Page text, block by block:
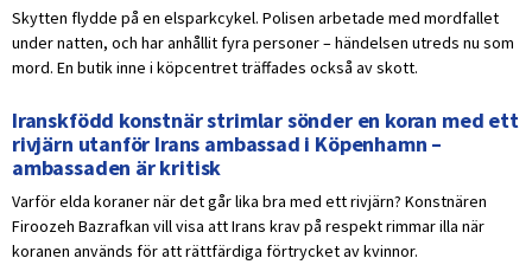
Skytten flydde på en elsparkcykel. Polisen arbetade med mordfallet
under natten, och har anhållit fyra personer – händelsen utreds nu som
mord. En butik inne i köpcentret träffades också av skott.
Iranskfödd konstnär strimlar sönder en koran med ett
rivjärn utanför Irans ambassad i Köpenhamn –
ambassaden är kritisk
Varför elda koraner när det går lika bra med ett rivjärn? Konstnären
Firoozeh Bazrafkan vill visa att Irans krav på respekt rimmar illa när
koranen används för att rättfärdiga förtrycket av kvinnor.